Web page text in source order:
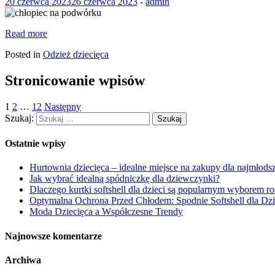
Read more
Posted in Odzież dziecięca
Stronicowanie wpisów
1 2 … 12 Następny
Szukaj:
Ostatnie wpisy
Hurtownia dziecięca – idealne miejsce na zakupy dla
Jak wybrać idealną spódniczkę dla dziewczynki?
Dlaczego kurtki softshell dla dzieci są popularnym wyborem
Optymalna Ochrona Przed Chłodem: Spodnie Softshell dla
Moda Dziecięca a Współczesne Trendy
Najnowsze komentarze
Archiwa